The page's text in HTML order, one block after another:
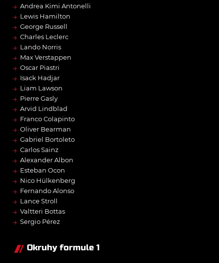
→ Andrea Kimi Antonelli
→ Lewis Hamilton
→ George Russell
→ Charles Leclerc
→ Lando Norris
→ Max Verstappen
→ Oscar Piastri
→ Isack Hadjar
→ Liam Lawson
→ Pierre Gasly
→ Arvid Lindblad
→ Franco Colapinto
→ Oliver Bearman
→ Gabriel Bortoleto
→ Carlos Sainz
→ Alexander Albon
→ Esteban Ocon
→ Nico Hülkenberg
→ Fernando Alonso
→ Lance Stroll
→ Valtteri Bottas
→ Sergio Pérez
Okruhy formule 1